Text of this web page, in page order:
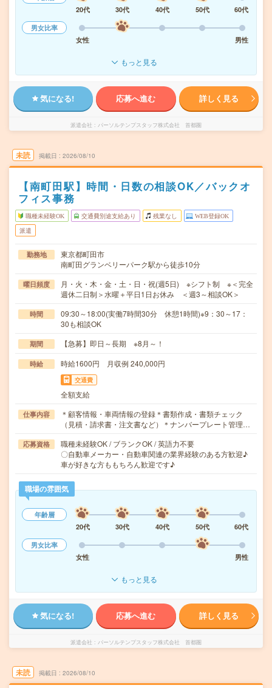
20代
30代 40代 50代
60代
男女比率
女性
男性
もっと見る
気になる! 応募へ進む 詳しく見る
派遣会社 パーソルテンプスタッフ株式会社 首都圏
未読 掲載日 2026/08/10
【南町田駅】時間・日数の相談OK／バックオ
フィス事務
職種未経験OK 交通費別途支給あり 残業なし WEB登録OK
派遣
勤務地
東京都町田市
南町田グランベリーパーク駅から徒歩10分
曜日頻度
月・火・木・金・土・日・祝(週5日) ※シフト制 ※＜完全
週休二日制＞水曜＋平日1日お休み ＜週3～相談OK＞
時間
09:30～18:00(実働7時間30分 休憩1時間)※9：30～17：
30も相談OK
期間 【急募】即日～長期 ※8月～！
時給 時給1600円 月収例 240,000円
交通費
全額支給
仕事内容
＊顧客情報・車両情報の登録＊書類作成・書類チェック
（見積・請求書・注文書など）＊ナンバープレート管理…
応募資格
職種未経験OK / ブランクOK / 英語力不要
〇自動車メーカー・自動車関連の業界経験のある方歓迎♪
車が好きな方ももちろん歓迎です♪
職場の雰囲気
年齢層
20代
30代 40代 50代
60代
男女比率
女性
男性
もっと見る
気になる! 応募へ進む 詳しく見る
派遣会社 パーソルテンプスタッフ株式会社 首都圏
未読 掲載日 2026/08/10